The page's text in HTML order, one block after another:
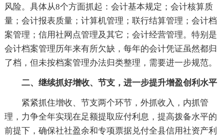
风险。具体从8个方面抓起：会计基本规定；会计核算质
量；会计报表质量；计算机管理；联行结算管理；会计档
案管理；信用社网点管理及其它；会计经营管理。特别是
会计档案管理历年来有所欠缺，每年的会计凭证虽然都归
了档，但未按档案管理办法归类整理，需要进一步规范。
二、继续抓好增收、节支，进一步提升增盈创利水平
紧紧抓住增收、节支两个环节，外抓收入，内抓管
理，力争全年实现在足额提取应付利息，提高拨备水平的
前提下，确保社社盈余和专项票据兑付全县信用社资产利